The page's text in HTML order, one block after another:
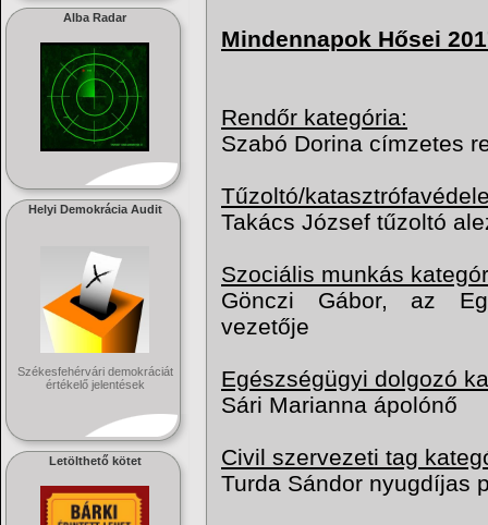
Alba Radar
Helyi Demokrácia Audit
Székesfehérvári demokráciát
értékelő jelentések
Letölthető kötet
Mindennapok Hősei
Rendőr kategória:
Szabó Dorina címzetes
Tűzoltó/
Takács József tűzoltó
Szociális munkás
Gönczi Gábor, az
vezetője
Egészségügyi dolgozó
Sári Marianna ápolónő
Civil szervezeti tag
Turda Sándor nyugdíjas